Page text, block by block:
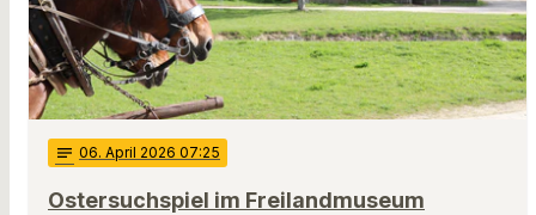
notes 06. April 2026 07:25
Ostersuchspiel im Freilandmuseum